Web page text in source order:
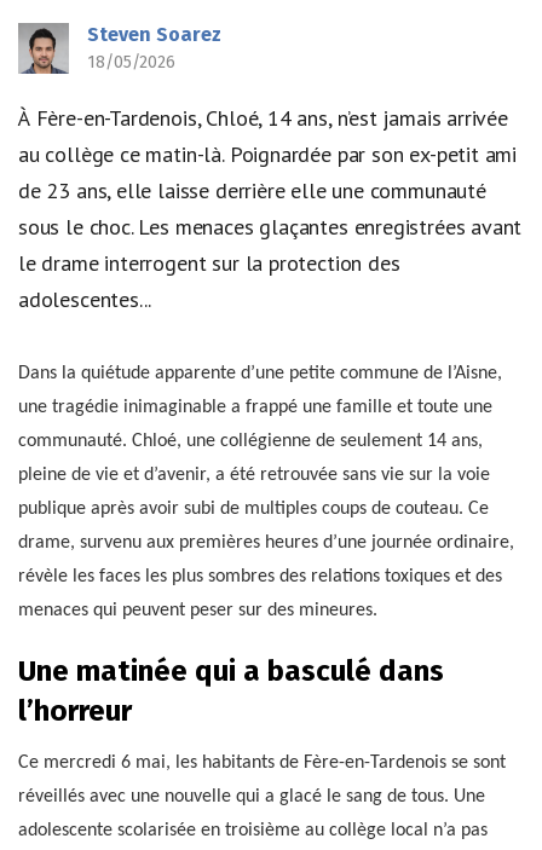
Steven Soarez
18/05/2026
À Fère-en-Tardenois, Chloé, 14 ans, n’est jamais arrivée
au collège ce matin-là. Poignardée par son ex-petit ami
de 23 ans, elle laisse derrière elle une communauté
sous le choc. Les menaces glaçantes enregistrées avant
le drame interrogent sur la protection des
adolescentes...
Dans la quiétude apparente d’une petite commune de l’Aisne,
une tragédie inimaginable a frappé une famille et toute une
communauté. Chloé, une collégienne de seulement 14 ans,
pleine de vie et d’avenir, a été retrouvée sans vie sur la voie
publique après avoir subi de multiples coups de couteau. Ce
drame, survenu aux premières heures d’une journée ordinaire,
révèle les faces les plus sombres des relations toxiques et des
menaces qui peuvent peser sur des mineures.
Une matinée qui a basculé dans
l’horreur
Ce mercredi 6 mai, les habitants de Fère-en-Tardenois se sont
réveillés avec une nouvelle qui a glacé le sang de tous. Une
adolescente scolarisée en troisième au collège local n’a pas